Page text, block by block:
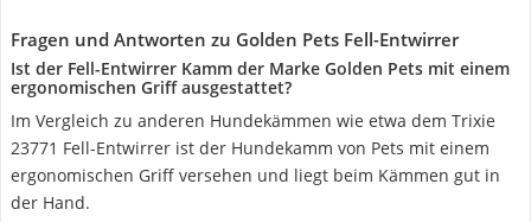
Fragen und Antworten zu Golden Pets Fell-Entwirrer
Ist der Fell-Entwirrer Kamm der Marke Golden Pets mit einem
ergonomischen Griff ausgestattet?
Im Vergleich zu anderen Hundekämmen wie etwa dem Trixie
23771 Fell-Entwirrer ist der Hundekamm von Pets mit einem
ergonomischen Griff versehen und liegt beim Kämmen gut in
der Hand.